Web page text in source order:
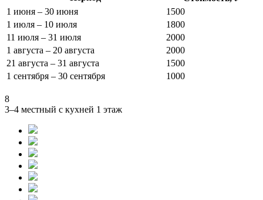
1 июня – 30 июня
1500
1 июля – 10 июля
1800
11 июля – 31 июля
2000
1 августа – 20 августа
2000
21 августа – 31 августа
1500
1 сентября – 30 сентября
1000
8
3–4 местный с кухней 1 этаж